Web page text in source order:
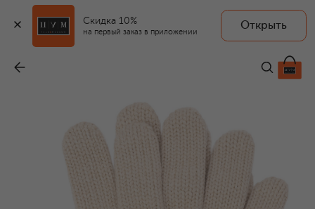
Скидка 10%
на первый заказ в приложении
Открыть
68 900 ₽